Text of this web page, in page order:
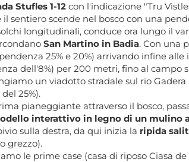
Stufles 1-12 con l'indicazione "Tru
sentiero scende nel bosco con una
longitudinali, conduce ora lungo il
San Martino in Badia. Con una
25% e 20%) arrivando infine
dell'8%) per 200 metri, fino al campo
un viadotto stradale sul rio
25%).
pianeggiante attraverso il bosco,
interattivo in legno di un mulino
sulla destra, da qui inizia la ripida
grezzo).
le prime case (casa di riposo Ciasa